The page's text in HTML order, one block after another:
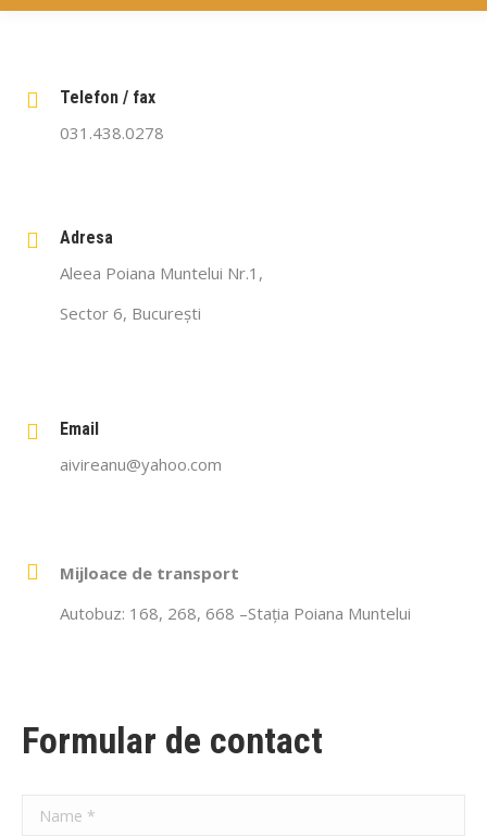
Telefon / fax
031.438.0278
Adresa
Aleea Poiana Muntelui Nr.1,
Sector 6, București
Email
aivireanu@yahoo.com
Mijloace de transport
Autobuz: 168, 268, 668 –Stația Poiana Muntelui
Formular de contact
Name *